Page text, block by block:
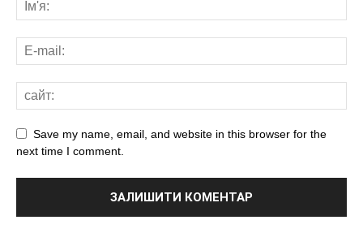
Save my name, email, and website in this browser for the
next time I comment.